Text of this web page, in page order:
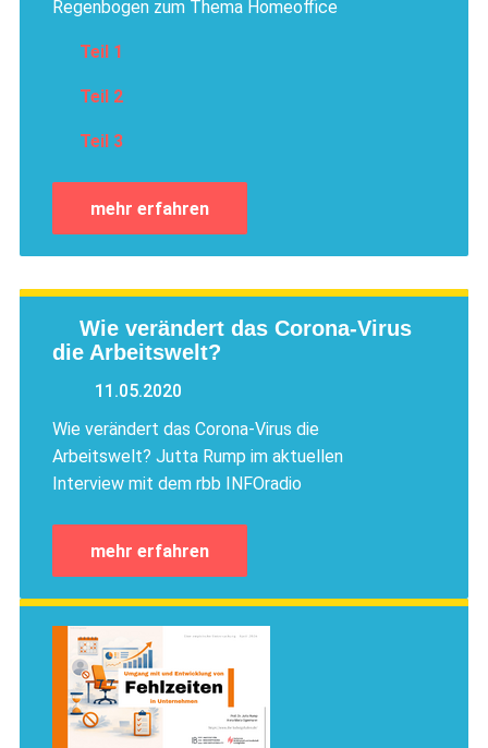
Regenbogen zum Thema Homeoffice
Teil 1
Teil 2
Teil 3
mehr erfahren
Wie verändert das Corona-Virus
die Arbeitswelt?
11.05.2020
Wie verändert das Corona-Virus die
Arbeitswelt? Jutta Rump im aktuellen
Interview mit dem rbb INFOradio
mehr erfahren